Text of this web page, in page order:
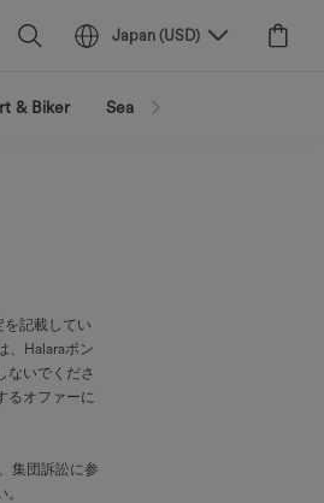
Japan (USD)
& Biker Search by activity
を記載してい
、Halaraポン
ないでくださ
るオファーに
集団訴訟に参